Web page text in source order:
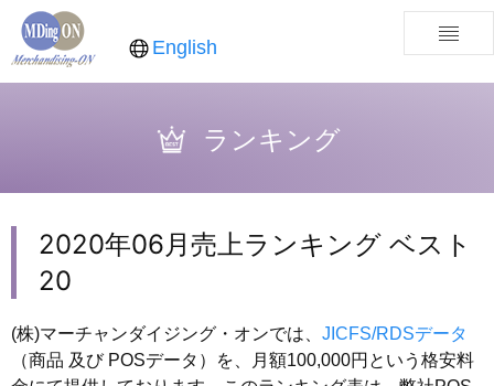
English
ランキング
2020年06月売上ランキング ベスト
20
(株)マーチャンダイジング・オンでは、 JICFS/RDSデータ
（商品 及び POSデータ）を、月額100,000円という格安料